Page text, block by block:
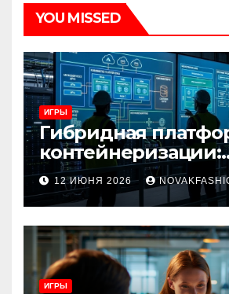
YOU MISSED
ИГРЫ
Гибридная
контейнеризации:
архитектура,
и сценарии
12 ИЮНЯ 2026
ИГРЫ